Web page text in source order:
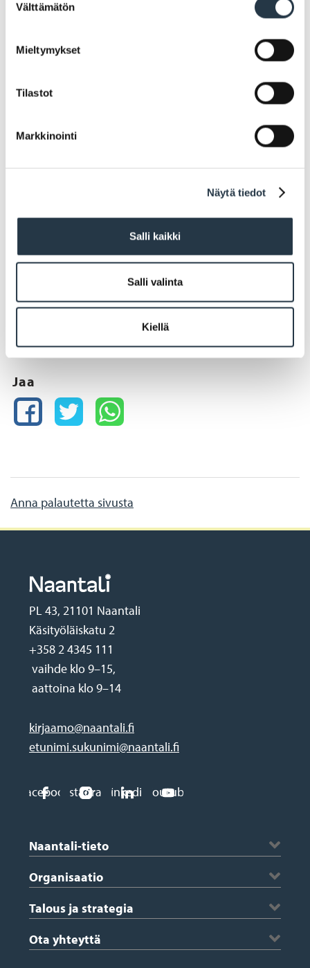
valinta
Välttämätön
Mieltymykset
Tilastot
Markkinointi
Näytä tiedot
Salli kaikki
Salli valinta
Kiellä
Jaa
Anna palautetta sivusta
PL 43, 21101 Naantali
Käsityöläiskatu 2
+358 2 4345 111
vaihde klo 9–15,
aattoina klo 9–14
kirjaamo@naantali.fi
etunimi.sukunimi@naantali.fi
Naantali-tieto
Historia ja vaakuna
Kartta
Saaristo
Nasta-lehti
Organisaatio
Kaupungin johto
Konserniyhtiöt ja kuntayhtymät
Viestintä
Talous ja strategia
Avustukset ja tapahtumatuki
Hankinnat
Ota yhteyttä
Social
FacebookInstagramLinkedin Youtube